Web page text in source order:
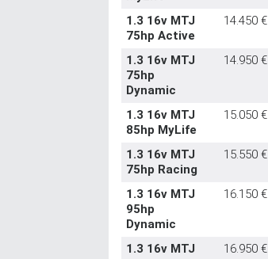
1.3 16v MTJ
75hp Active
14.450 €
1.3 16v MTJ
75hp
Dynamic
14.950 €
1.3 16v MTJ
85hp MyLife
15.050 €
1.3 16v MTJ
75hp Racing
15.550 €
1.3 16v MTJ
95hp
Dynamic
16.150 €
1.3 16v MTJ
16.950 €